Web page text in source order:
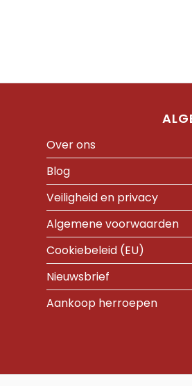
Over ons
Blog
Veiligheid en privacy
Algemene voorwaarden
Cookiebeleid (EU)
Nieuwsbrief
Aankoop herroepen